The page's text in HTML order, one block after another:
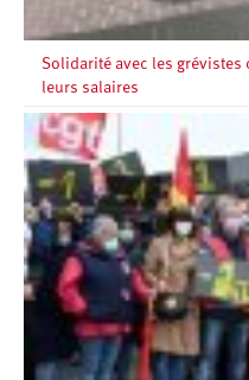
Solidarité avec les grévistes
leurs salaires